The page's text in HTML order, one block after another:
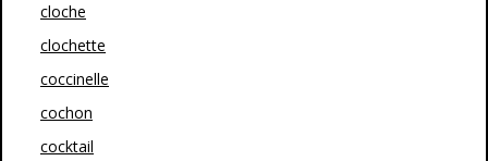
cloche
clochette
coccinelle
cochon
cocktail